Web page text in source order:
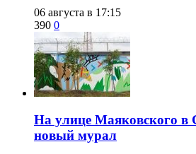
06 августа в 17:15
390 0
​На улице Маяковского в
новый мурал